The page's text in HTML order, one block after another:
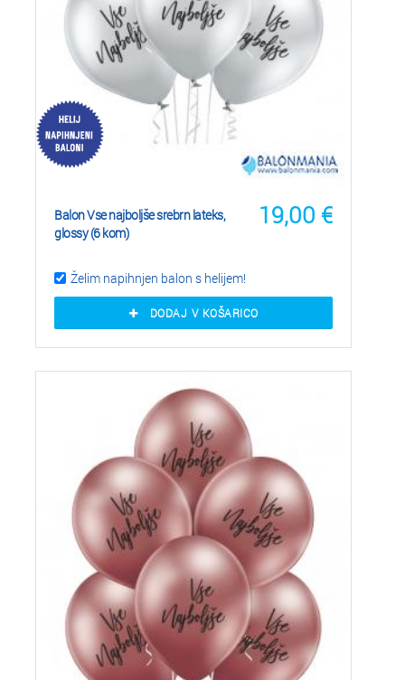
19,00 €
Balon Vse najboljše srebrn lateks,
glossy (6 kom)
Želim napihnjen balon s helijem!
DODAJ V KOŠARICO